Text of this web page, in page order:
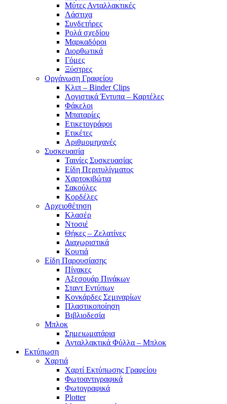
Μύτες Ανταλλακτικές
Λάστιχα
Συνδετήρες
Ρολά σχεδίου
Μαρκαδόροι
Διορθωτικά
Γόμες
Ξύστρες
Οργάνωση Γραφείου
Κλιπ – Binder Clips
Λογιστικά Έντυπα – Καρτέλες
Φάκελοι
Μπαταρίες
Ετικετογράφοι
Ετικέτες
Αριθμομηχανές
Συσκευασία
Ταινίες Συσκευασίας
Είδη Περιτυλίγματος
Χαρτοκιβώτια
Σακούλες
Κορδέλες
Αρχειοθέτηση
Κλασέρ
Ντοσιέ
Θήκες – Ζελατίνες
Διαχωριστικά
Κουτιά
Είδη Παρουσίασης
Πίνακες
Αξεσουάρ Πινάκων
Σταντ Εντύπων
Κονκάρδες Σεμιναρίων
Πλαστικοποίηση
Βιβλιοδεσία
Μπλοκ
Σημειωματάρια
Ανταλλακτικά Φύλλα – Μπλοκ
Εκτύπωση
Χαρτιά
Χαρτί Εκτύπωσης Γραφείου
Φωτοαντιγραφικά
Φωτογραφικά
Plotter